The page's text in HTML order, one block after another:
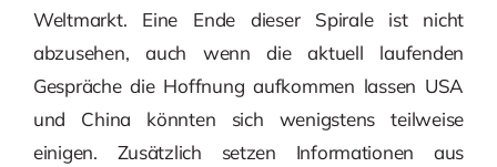
Weltmarkt. Eine Ende dieser Spirale ist nicht
abzusehen, auch wenn die aktuell laufenden
Gespräche die Hoffnung aufkommen lassen USA
und China könnten sich wenigstens teilweise
einigen. Zusätzlich setzen Informationen aus